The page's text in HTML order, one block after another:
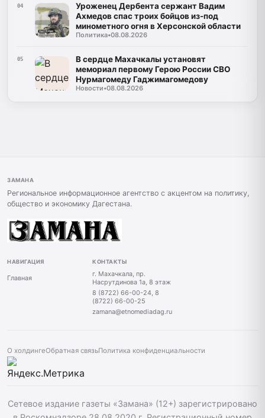
04
Уроженец Дербента сержант Вадим
Ахмедов спас троих бойцов из-под
минометного огня в Херсонской области
Политика•08.08.2026
05
В сердце Махачкалы установят
мемориал первому Герою России СВО
Нурмагомеду Гаджимагомедову
Новости•08.08.2026
ЗАМАНА
Региональное информационное агентство с акцентом на политику,
общество и экономику Дагестана.
НАВИГАЦИЯ
Главная
КОНТАКТЫ
г. Махачкала, пр.
Насрутдинова 1а, 8 этаж
8 (8722) 66-00-24, 8
(8722) 66-00-25
zamana@etnomediadag.ru
О холдингеОбратная связьПолитика конфиденциальности
Сетевое издание газеты «Замана» (12+) зарегистрировано